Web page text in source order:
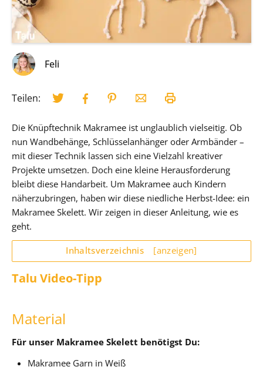
Feli
Teilen:
Die Knüpftechnik Makramee ist unglaublich vielseitig. Ob
nun Wandbehänge, Schlüsselanhänger oder Armbänder –
mit dieser Technik lassen sich eine Vielzahl kreativer
Projekte umsetzen. Doch eine kleine Herausforderung
bleibt diese Handarbeit. Um Makramee auch Kindern
näherzubringen, haben wir diese niedliche Herbst-Idee: ein
Makramee Skelett. Wir zeigen in dieser Anleitung, wie es
geht.
Inhaltsverzeichnis [anzeigen]
Talu Video-Tipp
Material
Für unser Makramee Skelett benötigst Du:
Makramee Garn in Weiß